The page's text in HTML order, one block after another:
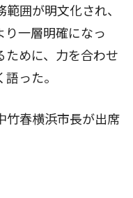
囲が明文化され、
り一層明確になっ
ために、力を合わせ
った。
春横浜市長が出席